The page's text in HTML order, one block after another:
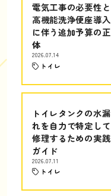
電気工事の必要性と
高機能洗浄便座導入
に伴う追加予算の正
体
2026.07.14
トイレ
トイレタンクの水漏
れを自力で特定して
修理するための実践
ガイド
2026.07.11
トイレ